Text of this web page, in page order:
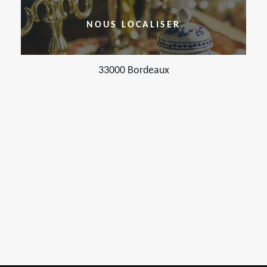
NOUS LOCALISER
33000 Bordeaux